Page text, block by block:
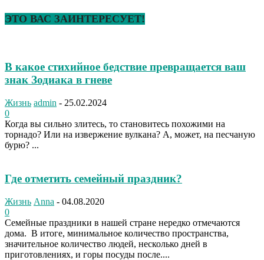
ЭТО ВАС ЗАИНТЕРЕСУЕТ!
В какое стихийное бедствие превращается ваш
знак Зодиака в гневе
Жизнь admin - 25.02.2024
0
Когда вы сильно злитесь, то становитесь похожими на
торнадо? Или на извержение вулкана? А, может, на песчаную
бурю? ...
Где отметить семейный праздник?
Жизнь Anna - 04.08.2020
0
Семейные праздники в нашей стране нередко отмечаются
дома. В итоге, минимальное количество пространства,
значительное количество людей, несколько дней в
приготовлениях, и горы посуды после....